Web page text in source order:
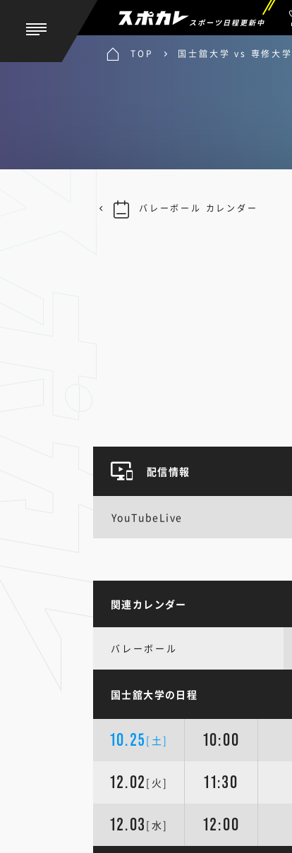
スポーツ日程更新中
TOP 国士舘大学 vs 専修大学
バレーボール カレンダー
配信情報
YouTubeLive
関連カレンダー
バレーボール
国士舘大学の日程
10.25 [土] 10:00
12.02 [火] 11:30
12.03 [水] 12:00